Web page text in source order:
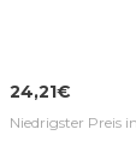
24,21€
Niedrigster Preis